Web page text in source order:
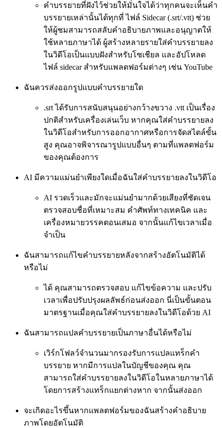
คำบรรยายที่ฝังไว้ช่วยให้มั่นใจได้ว่าทุกคนจะเห็นคำ
บรรยายเหล่านั้นได้ทุกที่ ไฟล์ Sidecar (.srt/.vtt) ช่วย
ให้ผู้ชมสามารถสลับคำอธิบายภาพและอนุญาตให้
ใช้หลายภาษาได้ ผู้สร้างหลายรายใส่คำบรรยายลง
ในวิดีโอเป็นแบบฝังสำหรับโซเชียล และอัปโหลด
ไฟล์ sidecar สำหรับแพลตฟอร์มต่างๆ เช่น YouTube
ฉันควรส่งออกรูปแบบคำบรรยายใด
.srt ได้รับการสนับสนุนอย่างกว้างขวาง .vtt เป็นเรื่อง
ปกติสำหรับเครื่องเล่นเว็บ หากคุณใส่คำบรรยายลง
ในวิดีโอสำหรับการออกอากาศหรือการจัดสไตล์ขั้น
สูง คุณอาจพิจารณารูปแบบอื่นๆ ตามที่แพลตฟอร์ม
ของคุณต้องการ
AI มีความแม่นยำเพียงใดเมื่อฉันใส่คำบรรยายลงในวิดีโอ
AI รวดเร็วและมักจะแม่นยำมากด้วยเสียงที่ชัดเจน
ตรวจสอบชื่อที่เหมาะสม คำศัพท์ทางเทคนิค และ
เครื่องหมายวรรคตอนเสมอ จากนั้นแก้ไขเวลาเมื่อ
จำเป็น
ฉันสามารถแก้ไขคำบรรยายหลังจากสร้างอัตโนมัติได้
หรือไม่
ได้ คุณสามารถตรวจสอบ แก้ไขข้อความ และปรับ
เวลาเพื่อปรับปรุงผลลัพธ์ก่อนส่งออก นี่เป็นขั้นตอน
มาตรฐานเมื่อคุณใส่คำบรรยายลงในวิดีโอด้วย AI
ฉันสามารถแปลคำบรรยายเป็นภาษาอื่นได้หรือไม่
เวิร์กโฟลว์จำนวนมากรองรับการแปลแทร็กคำ
บรรยาย หากมีการแปลในบัญชีของคุณ คุณ
สามารถใส่คำบรรยายลงในวิดีโอในหลายภาษาได้
โดยการสร้างแทร็กแยกต่างหาก จากนั้นส่งออก
จะเกิดอะไรขึ้นหากแพลตฟอร์มของฉันสร้างคำอธิบาย
ภาพโดยอัตโนมัติ